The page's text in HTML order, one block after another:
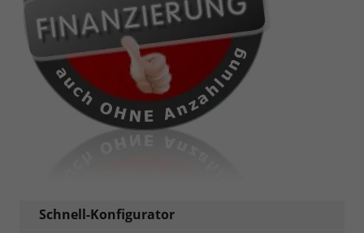
Schnell-Konfigurator